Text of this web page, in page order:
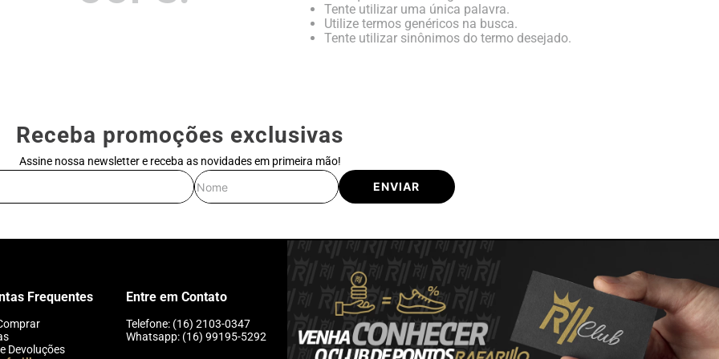
Tente utilizar uma única palavra.
Utilize termos genéricos na busca.
Tente utilizar sinônimos do termo desejado.
Receba promoções exclusivas
Assine nossa newsletter e receba as novidades em primeira mão!
ENVIAR
Frequentes
Devoluções
Entre em Contato
Telefone: (16) 2103-0347
Whatsapp: (16) 99195-5292